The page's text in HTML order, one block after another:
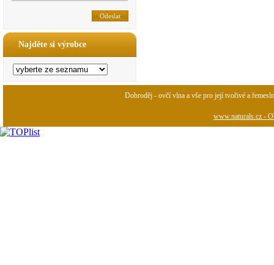
Najděte si výrobce
Dobroděj - ovčí vlna a vše pro její tvořivé a
www.naturals.cz -